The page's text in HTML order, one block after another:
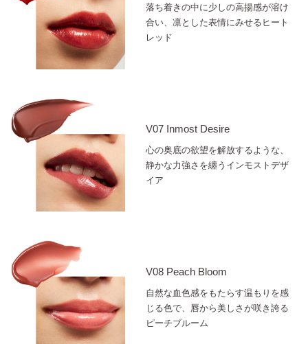
落ち着きの中に少しの高揚感が溶け
合い、凛とした表情にみせるヒート
レッド
V07 Inmost Desire
心の奥底の欲望を解放するような、
静かな力強さを纏うインモストデザ
イア
V08 Peach Bloom
自然な血色感をもたらす温もりを感
じる色で、唇から美しさが咲き誇る
ピーチブルーム